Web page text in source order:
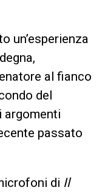
un’esperienza
al fianco
del
argomenti
passato
di Il